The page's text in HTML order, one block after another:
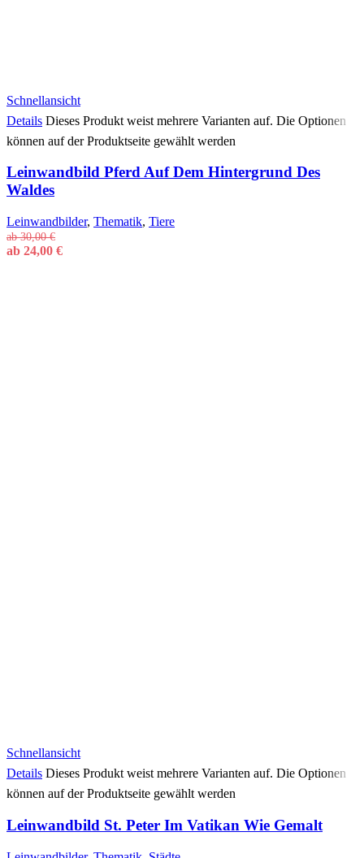
Schnellansicht
Details Dieses Produkt weist mehrere Varianten auf. Die Optionen
können auf der Produktseite gewählt werden
Leinwandbild Pferd Auf Dem Hintergrund Des
Waldes
Leinwandbilder, Thematik, Tiere
ab30,00€
ab 24,00 €
Schnellansicht
Details Dieses Produkt weist mehrere Varianten auf. Die Optionen
können auf der Produktseite gewählt werden
Leinwandbild St. Peter Im Vatikan Wie Gemalt